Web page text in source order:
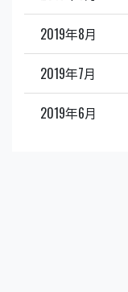
2019年8月
2019年7月
2019年6月